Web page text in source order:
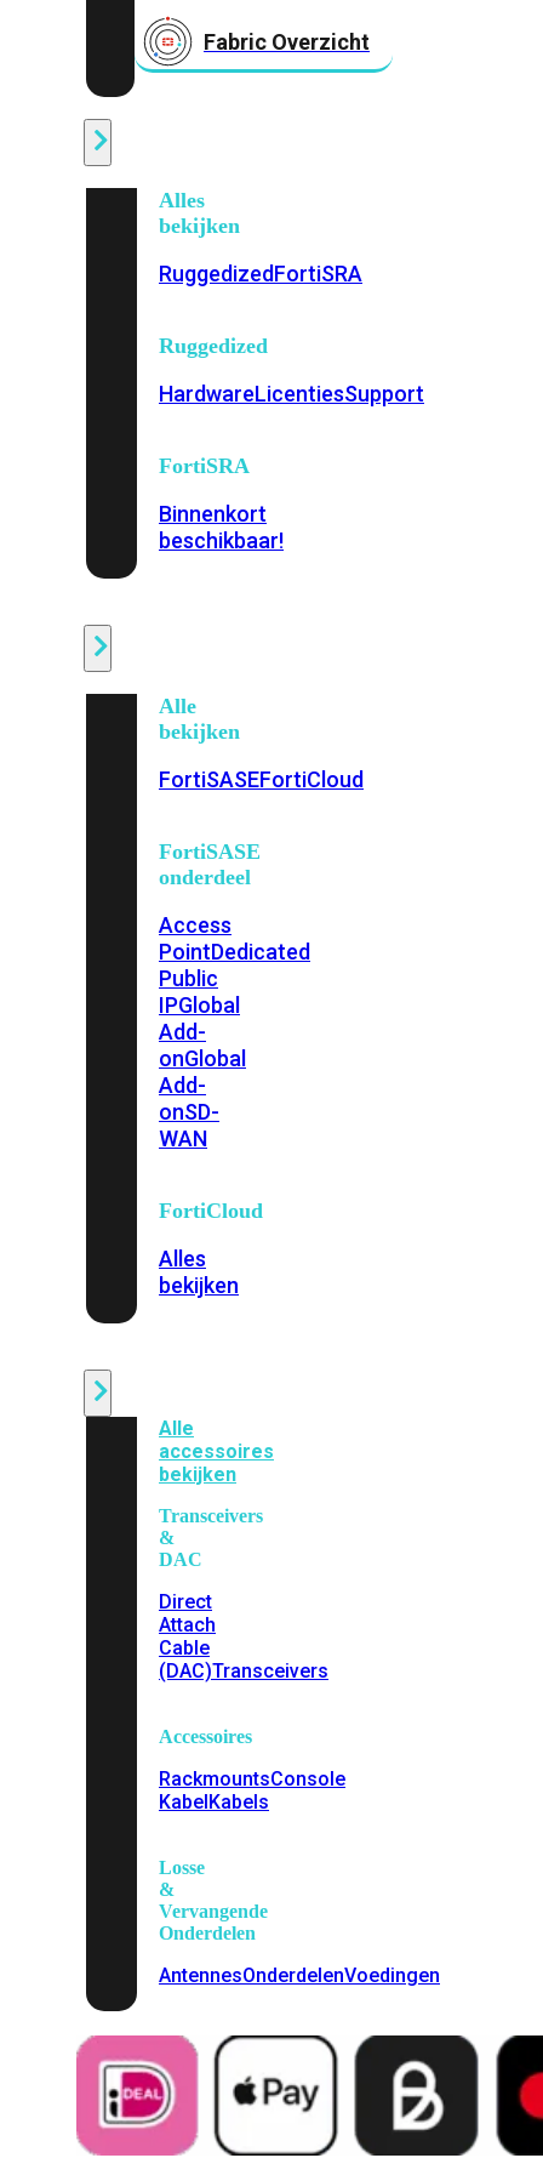
Fabric Overzicht
Alles
bekijken
RuggedizedFortiSRA
Ruggedized
HardwareLicentiesSupport
FortiSRA
Binnenkort
beschikbaar!
Alle
bekijken
FortiSASEFortiCloud
FortiSASE
onderdeel
Access
PointDedicated
Public
IPGlobal
Add-
onGlobal
Add-
onSD-
WAN
FortiCloud
Alles
bekijken
Alle
accessoires
bekijken
Transceivers
&
DAC
Direct
Attach
Cable
(DAC)Transceivers
Accessoires
RackmountsConsole
KabelKabels
Losse
&
Vervangende
Onderdelen
AntennesOnderdelenVoedingen